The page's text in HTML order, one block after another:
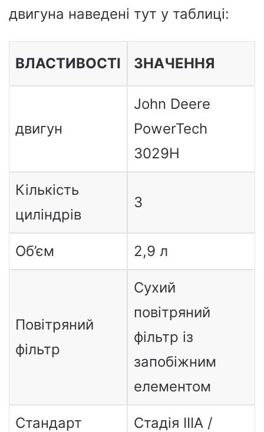
двигуна наведені тут у таблиці:
ВЛАСТИВОСТІ ЗНАЧЕННЯ
двигун
John Deere
PowerTech
3029H
Кількість
циліндрів
3
Об’єм 2,9 л
Повітряний
фільтр
Сухий
повітряний
фільтр із
запобіжним
елементом
Стандарт
Стадія IIIA /